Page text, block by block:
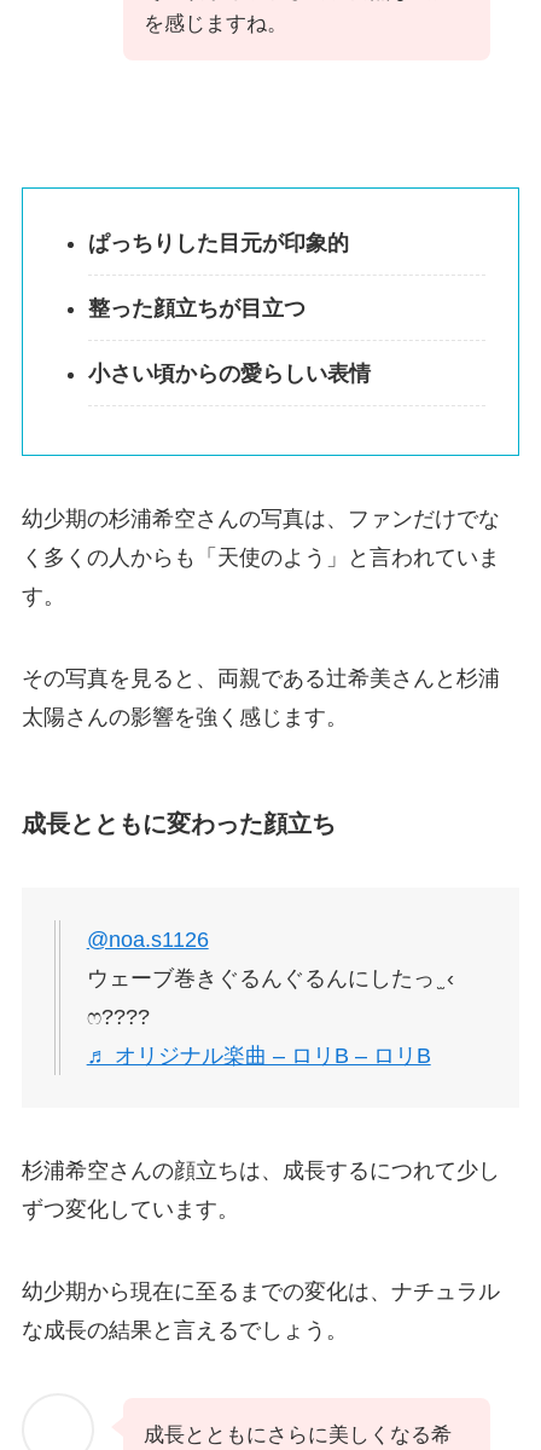
を感じますね。
ぱっちりした目元が印象的
整った顔立ちが目立つ
小さい頃からの愛らしい表情
幼少期の杉浦希空さんの写真は、ファンだけでな
く多くの人からも「天使のよう」と言われていま
す。
その写真を見ると、両親である辻希美さんと杉浦
太陽さんの影響を強く感じます。
成長とともに変わった顔立ち
@noa.s1126
ウェーブ巻きぐるんぐるんにしたっ ̫ ‹
ෆ????
♬ オリジナル楽曲 – ロリB – ロリB
杉浦希空さんの顔立ちは、成長するにつれて少し
ずつ変化しています。
幼少期から現在に至るまでの変化は、ナチュラル
な成長の結果と言えるでしょう。
成長とともにさらに美しくなる希